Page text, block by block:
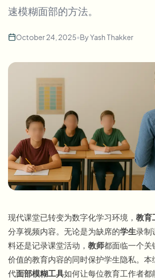
语音匿名处理器
视频智能
批量视频模糊
一次处理多个视频
大批量、保留期和SLA
批量车牌模糊
高吞吐量流水线
模糊任何内容
企业区域、策略和审核
API 和 SDK
自动化上传、任务和Webhook
联系表单
批量背景移除
速模糊面部的方法。
October 24, 2025•ByYash Thakker
现代课堂已转变为数字化学习环境， 教育
分享视频内容。无论是为缺席的学生录制
料还是记录课堂活动， 教师都面临一个关
价值的教育内容的同时保护学生隐私。
代面部模糊工具如何让每位教育工作者都